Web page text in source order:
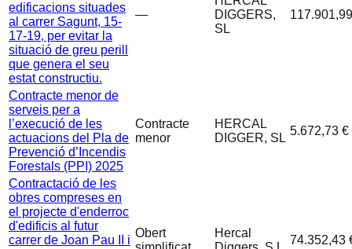
edificacions situades
al carrer Sagunt, 15-
17-19, per evitar la
situació de greu perill
que genera el seu
estat constructiu.
—
DIGGERS,
SL
Contracte menor de
serveis per a
l’execució de les
actuacions del Pla de
Prevenció d’Incendis
Forestals (PPI) 2025
Contracte
menor
HERCAL
DIGGER, SL
5.672,73 €
Contractació de les
obres compreses en
el projecte d'enderroc
d'edificis al futur
carrer de Joan Pau II i
Obert
Hercal
74.352,43